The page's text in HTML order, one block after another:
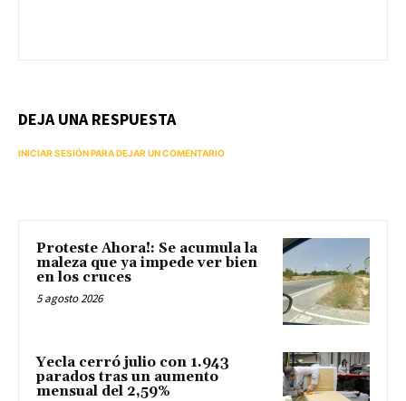
DEJA UNA RESPUESTA
INICIAR SESIÓN PARA DEJAR UN COMENTARIO
Proteste Ahora!: Se acumula la
maleza que ya impede ver bien
en los cruces
5 agosto 2026
Yecla cerró julio con 1.943
parados tras un aumento
mensual del 2,59%